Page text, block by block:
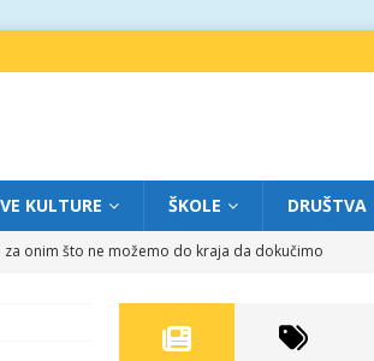
KULTURE ŠKOLE DRUŠTVA
onim što ne možemo do kraja da dokučimo